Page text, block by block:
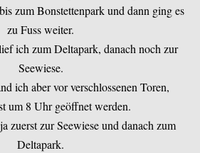
zum Bonstettenpark und dann ging es
zu Fuss weiter.
ich zum Deltapark, danach noch zur
Seewiese.
ich aber vor verschlossenen Toren,
um 8 Uhr geöffnet werden.
zuerst zur Seewiese und danach zum
Deltapark.